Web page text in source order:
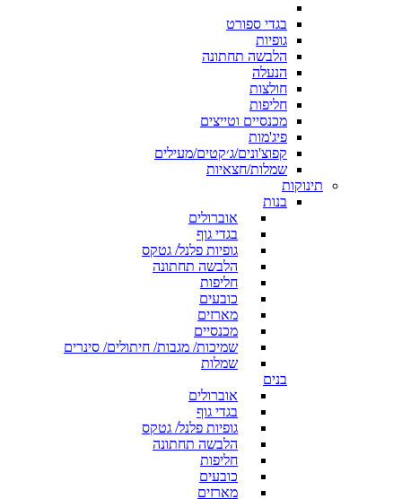
בגדי ספורט
גופיות
הלבשה תחתונה
הנעלה
חולצות
חליפות
מכנסיים וטייצים
פיג'מות
קפוצ'ונים/ג׳קטים/מעילים
שמלות/חצאיות
תינוקות
בנות
אוברולים
בגדי גוף
גופיות פלנל/ גטקס
הלבשה תחתונה
חליפות
כובעים
מארזים
מכנסיים
שמיכות/ מגבות/ חיתולים/ סינרים
שמלות
בנים
אוברולים
בגדי גוף
גופיות פלנל/ גטקס
הלבשה תחתונה
חליפות
כובעים
מארזים